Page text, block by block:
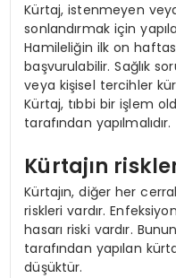
Kürtaj, istenmeyen
sonlandırmak için
Hamileliğin ilk on
başvurulabilir. Sağlık
veya kişisel tercihler
Kürtaj, tıbbi bir işlem
tarafından yapılmalıdır.
Kürtajın
Kürtajın, diğer her
riskleri vardır.
hasarı riski vardır.
tarafından yapılan
düşüktür.